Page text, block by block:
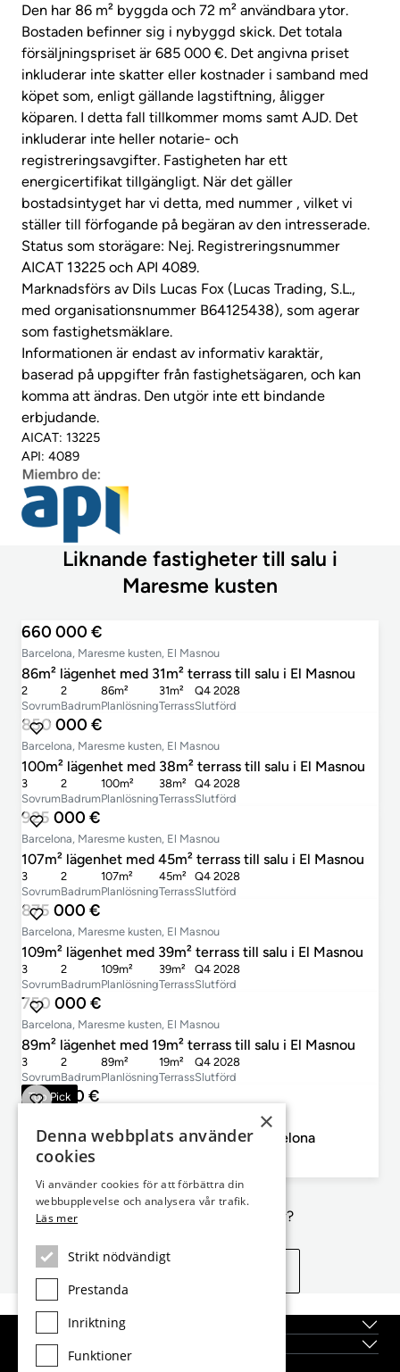
Den har 86 m² byggda och 72 m² användbara ytor.
Bostaden befinner sig i nybyggd skick. Det totala
försäljningspriset är 685 000 €. Det angivna priset
inkluderar inte skatter eller kostnader i samband med
köpet som, enligt gällande lagstiftning, åligger
köparen. I detta fall tillkommer moms samt AJD. Det
inkluderar inte heller notarie- och
registreringsavgifter. Fastigheten har ett
energicertifikat tillgängligt. När det gäller
bostadsintyget har vi detta, med nummer , vilket vi
ställer till förfogande på begäran av den intresserade.
Status som storägare: Nej. Registreringsnummer
AICAT 13225 och API 4089.
Marknadsförs av Dils Lucas Fox (Lucas Trading, S.L.,
med organisationsnummer B64125438), som agerar
som fastighetsmäklare.
Informationen är endast av informativ karaktär,
baserad på uppgifter från fastighetsägaren, och kan
komma att ändras. Den utgör inte ett bindande
erbjudande.
AICAT: 13225
API: 4089
Liknande fastigheter till salu i
Maresme kusten
660 000 €
Barcelona, Maresme kusten, El Masnou
86m² lägenhet med 31m² terrass till salu i El Masnou
Sovrum
2
Badrum
2
Planlösning
86m²
Terrass
31m²
Slutförd
Q4 2028
850 000 €
Barcelona, Maresme kusten, El Masnou
100m² lägenhet med 38m² terrass till salu i El Masnou
Sovrum
3
Badrum
2
Planlösning
100m²
Terrass
38m²
Slutförd
Q4 2028
925 000 €
Barcelona, Maresme kusten, El Masnou
107m² lägenhet med 45m² terrass till salu i El Masnou
Sovrum
3
Badrum
2
Planlösning
107m²
Terrass
45m²
Slutförd
Q4 2028
875 000 €
Barcelona, Maresme kusten, El Masnou
109m² lägenhet med 39m² terrass till salu i El Masnou
Sovrum
3
Badrum
2
Planlösning
109m²
Terrass
39m²
Slutförd
Q4 2028
750 000 €
Barcelona, Maresme kusten, El Masnou
89m² lägenhet med 19m² terrass till salu i El Masnou
Sovrum
3
Badrum
2
Planlösning
89m²
Terrass
19m²
Slutförd
Q4 2028
Top Pick
725 000 €
101m² lägenhet till salu i Poble Sec, Barcelona
2
Inte exakt vad du letar efter?
Topplägen
Nybyggda fastigheter
×
Denna webbplats använder
cookies
Vi använder cookies för att förbättra din
webbupplevelse och analysera vår trafik.
Läs mer
Strikt nödvändigt
Prestanda
Inriktning
Funktioner